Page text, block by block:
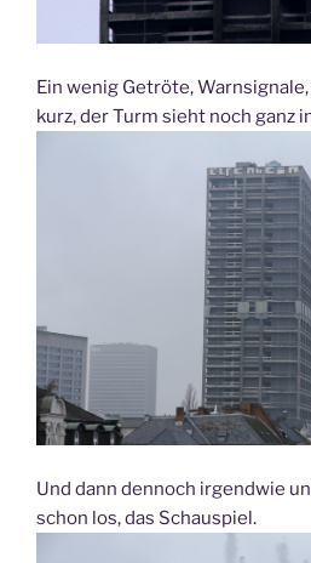
Ein wenig Getröte,
kurz, der Turm sieht noch ganz
Und dann dennoch irgendwie
schon los, das Schauspiel.